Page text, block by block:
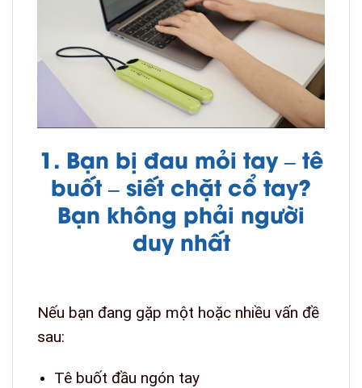
1. Bạn bị đau mỏi tay – tê
buốt – siết chặt cổ tay?
Bạn không phải người
duy nhất
Nếu bạn đang gặp một hoặc nhiều vấn đề
sau:
Tê buốt đầu ngón tay